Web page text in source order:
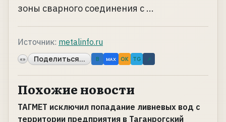
зоны сварного соединения с ...
Источник: metalinfo.ru
«» Поделиться... B MAX OK TG ↗
Похожие новости
ТАГМЕТ исключил попадание ливневых вод с
территории предприятия в Таганрогский